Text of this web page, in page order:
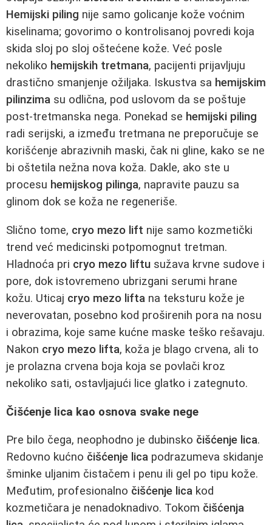
Hemijski piling nije samo golicanje kože voćnim
kiselinama; govorimo o kontrolisanoj povredi koja
skida sloj po sloj oštećene kože. Već posle
nekoliko hemijskih tretmana, pacijenti prijavljuju
drastično smanjenje ožiljaka. Iskustva sa hemijskim
pilinzima su odlična, pod uslovom da se poštuje
post-tretmanska nega. Ponekad se hemijski piling
radi serijski, a između tretmana ne preporučuje se
korišćenje abrazivnih maski, čak ni gline, kako se ne
bi oštetila nežna nova koža. Dakle, ako ste u
procesu hemijskog pilinga, napravite pauzu sa
glinom dok se koža ne regeneriše.
Slično tome, cryo mezo lift nije samo kozmetički
trend već medicinski potpomognut tretman.
Hladnoća pri cryo mezo liftu sužava krvne sudove i
pore, dok istovremeno ubrizgani serumi hrane
kožu. Uticaj cryo mezo lifta na teksturu kože je
neverovatan, posebno kod proširenih pora na nosu
i obrazima, koje same kućne maske teško rešavaju.
Nakon cryo mezo lifta, koža je blago crvena, ali to
je prolazna crvena boja koja se povlači kroz
nekoliko sati, ostavljajući lice glatko i zategnuto.
Čišćenje lica kao osnova svake nege
Pre bilo čega, neophodno je dubinsko čišćenje lica.
Redovno kućno čišćenje lica podrazumeva skidanje
šminke uljanim čistačem i penu ili gel po tipu kože.
Međutim, profesionalno čišćenje lica kod
kozmetičara je nenadoknadivo. Tokom čišćenja